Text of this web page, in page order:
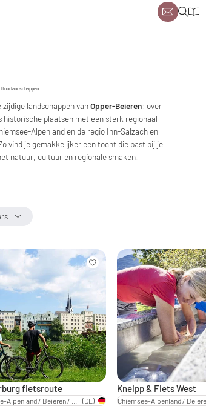
landschappen vanOpper-Beieren: over
historische plaatsen met een sterk regionaal
Alpenland en de regio Inn-Salzach en
vind je gemakkelijker een tocht die past bij je
natuur, cultuur en regionale smaken.
fietsroute
(DE)
Kneipp & Fiets West